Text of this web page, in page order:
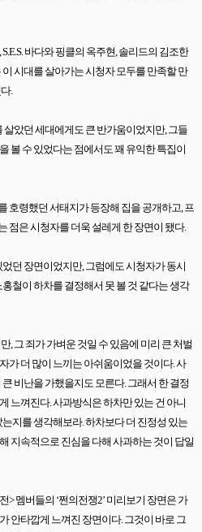
, S.E.S.바다와 핑클의 옥주현,솔리드의 김조한
시대를 살아가는 시청자 모두를 만족할 만
.
살았던 세대에게도 큰 반가움이었지만,그들
볼 수 있었다는 점에서도 꽤 유익한 특집이
호령했던 서태지가 등장해 집을 공개하고,프
점은 시청자를 더욱 설레게 한 장면이 됐다.
었던 장면이었지만,그럼에도 시청자가 동시
철이 하차를 결정해서 못 볼 것 같다는 생각
,그 죄가 가벼운 것일 수 있음에 미리 큰 처벌
가 더 많이 느끼는 아쉬움이었을 것이다.사
비난을 가했을지도 모른다.그래서 한 결정
느껴진다.사과방식은 하차만 있는 건 아니
지를 생각해보라.하차보다 더 진정성 있는
지속적으로 진심을 다해 사과하는 것이 답일
>멤버들의 ‘쩐의전쟁2’ 미리보기 장면은 가
안타깝게 느껴진 장면이다.그것이 바로 그